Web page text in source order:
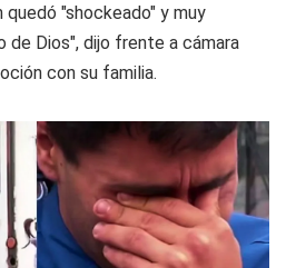
"shockeado" y muy
de Dios", dijo frente a cámara
con su familia.